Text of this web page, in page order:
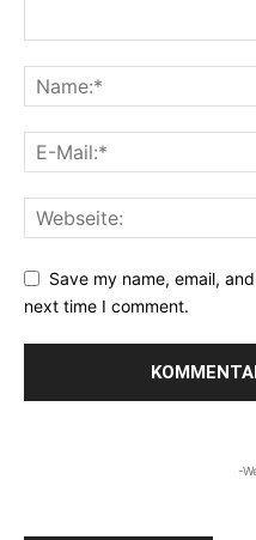
Save my name, email,
next time I comment.
-